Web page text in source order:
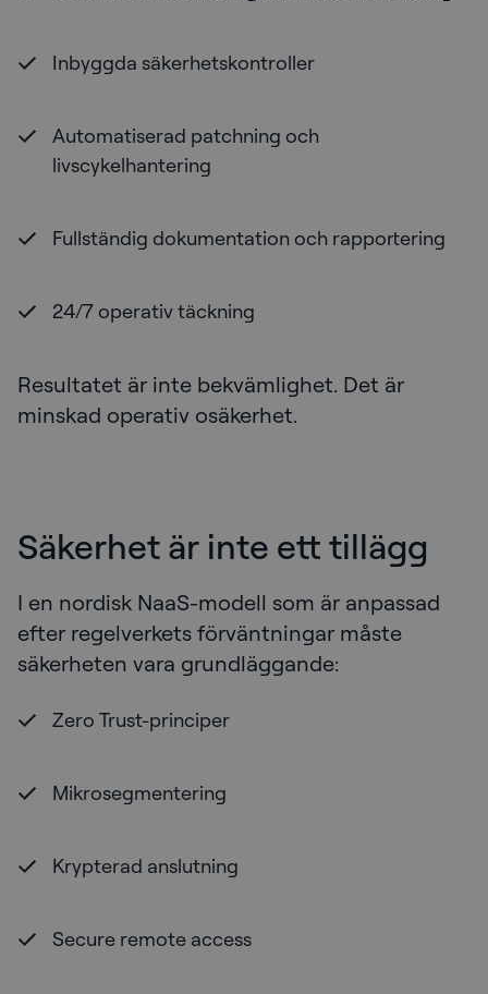
Inbyggda säkerhetskontroller
Automatiserad patchning och
livscykelhantering
Fullständig dokumentation och rapportering
24/7 operativ täckning
Resultatet är inte bekvämlighet. Det är
minskad operativ osäkerhet.
Säkerhet är inte ett tillägg
I en nordisk NaaS-modell som är anpassad
efter regelverkets förväntningar måste
säkerheten vara grundläggande:
Zero Trust-principer
Mikrosegmentering
Krypterad anslutning
Secure remote access